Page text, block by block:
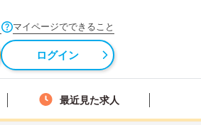
マイページでできること
ログイン
最近見た求人